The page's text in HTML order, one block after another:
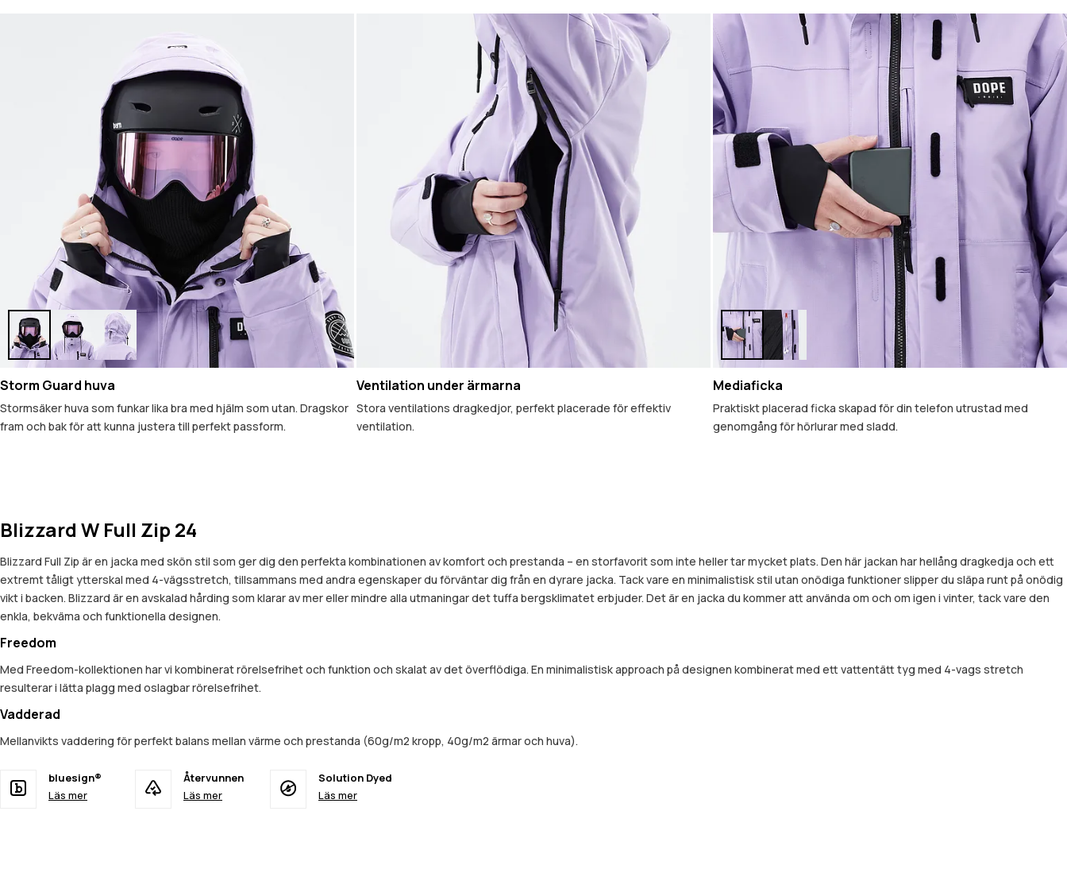
Storm Guard huva
Stormsäker huva som funkar lika bra med hjälm som utan. Dragskor
fram och bak för att kunna justera till perfekt passform.
Ventilation under ärmarna
Stora ventilations dragkedjor, perfekt placerade för effektiv
ventilation.
Mediaficka
Praktiskt placerad ficka skapad för din telefon utrustad med
genomgång för hörlurar med sladd.
Blizzard W Full Zip 24
Blizzard Full Zip är en jacka med skön stil som ger dig den perfekta kombinationen av komfort och prestanda – en storfavorit som inte heller tar mycket plats. Den här jackan har hellång dragkedja och ett
extremt tåligt ytterskal med 4-vägsstretch, tillsammans med andra egenskaper du förväntar dig från en dyrare jacka. Tack vare en minimalistisk stil utan onödiga funktioner slipper du släpa runt på onödig
vikt i backen. Blizzard är en avskalad hårding som klarar av mer eller mindre alla utmaningar det tuffa bergsklimatet erbjuder. Det är en jacka du kommer att använda om och om igen i vinter, tack vare den
enkla, bekväma och funktionella designen.
Freedom
Med Freedom-kollektionen har vi kombinerat rörelsefrihet och funktion och skalat av det överflödiga. En minimalistisk approach på designen kombinerat med ett vattentätt tyg med 4-vags stretch
resulterar i lätta plagg med oslagbar rörelsefrihet.
Vadderad
Mellanvikts vaddering för perfekt balans mellan värme och prestanda (60g/m2 kropp, 40g/m2 ärmar och huva).
bluesign®
Läs mer
Återvunnen
Läs mer
Solution Dyed
Läs mer